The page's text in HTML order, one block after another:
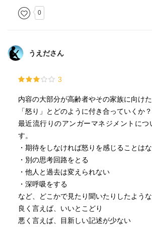
0
うえださん
3
内容の大部分が高齢者やその家族に向けた
「怒り」とどのように付き合っていくか？
最近流行りのアンガーマネジメントにつ
す。
・期待をしなければ怒りを感じることは
・別の思考回路をとる
・他人と過去は変えられない
・深呼吸をする
など、どこかで見たり聞いたりしたような
良く言えば、いいとこどり
悪く言えば、目新しい記述が少ない